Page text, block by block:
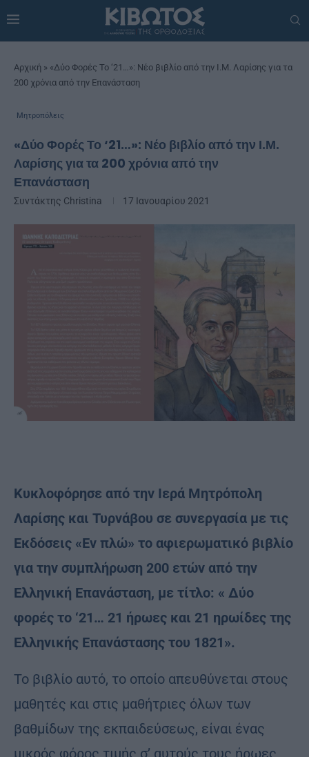
Αρχική » «Δύο Φορές Το ‘21…»: Νέο βιβλίο από την Ι.Μ. Λαρίσης για τα
200 χρόνια από την Επανάσταση
Μητροπόλεις
«Δύο Φορές Το ‘21…»: Νέο βιβλίο από την Ι.Μ.
Λαρίσης για τα 200 χρόνια από την
Επανάσταση
Συντάκτης Christina 17 Ιανουαρίου 2021
Κυκλοφόρησε από την Ιερά Μητρόπολη
Λαρίσης και Τυρνάβου σε συνεργασία με τις
Εκδόσεις «Εν πλώ» το αφιερωματικό βιβλίο
για την συμπλήρωση 200 ετών από την
Ελληνική Επανάσταση, με τίτλο: « Δύο
φορές το ‘21… 21 ήρωες και 21 ηρωίδες της
Ελληνικής Επανάστασης του 1821».
Το βιβλίο αυτό, το οποίο απευθύνεται στους
μαθητές και στις μαθήτριες όλων των
βαθμίδων της εκπαιδεύσεως, είναι ένας
μικρός φόρος τιμής σ’ αυτούς τους ήρωες